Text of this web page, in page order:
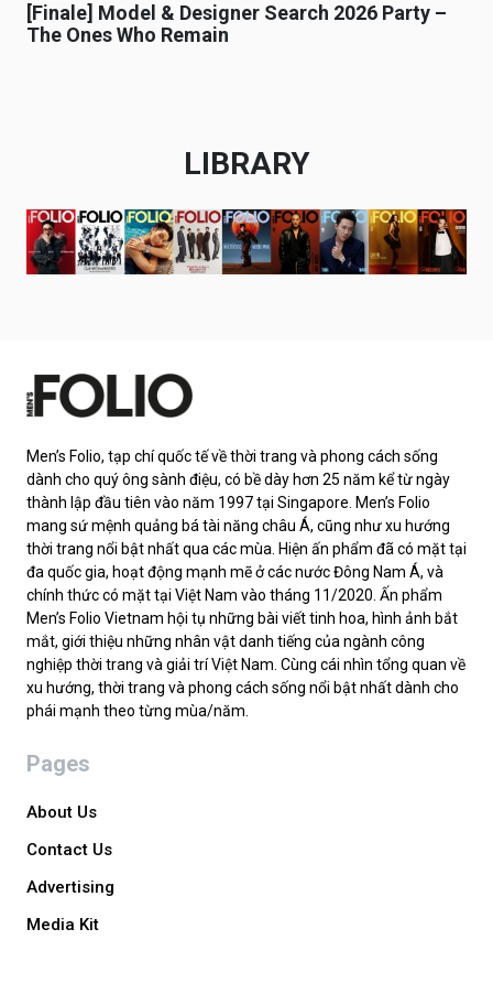
[Finale] Model & Designer Search 2026 Party –
The Ones Who Remain
LIBRARY
Men’s Folio, tạp chí quốc tế về thời trang và phong cách sống
dành cho quý ông sành điệu, có bề dày hơn 25 năm kể từ ngày
thành lập đầu tiên vào năm 1997 tại Singapore. Men’s Folio
mang sứ mệnh quảng bá tài năng châu Á, cũng như xu hướng
thời trang nổi bật nhất qua các mùa. Hiện ấn phẩm đã có mặt tại
đa quốc gia, hoạt động mạnh mẽ ở các nước Đông Nam Á, và
chính thức có mặt tại Việt Nam vào tháng 11/2020. Ấn phẩm
Men’s Folio Vietnam hội tụ những bài viết tinh hoa, hình ảnh bắt
mắt, giới thiệu những nhân vật danh tiếng của ngành công
nghiệp thời trang và giải trí Việt Nam. Cùng cái nhìn tổng quan về
xu hướng, thời trang và phong cách sống nổi bật nhất dành cho
phái mạnh theo từng mùa/năm.
Pages
About Us
Contact Us
Advertising
Media Kit